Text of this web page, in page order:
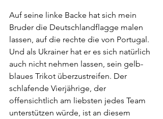
Auf seine linke Backe hat sich mein
Bruder die Deutschlandflagge malen
lassen, auf die rechte die von Portugal.
Und als Ukrainer hat er es sich natürlich
auch nicht nehmen lassen, sein gelb-
blaues Trikot überzustreifen. Der
schlafende Vierjährige, der
offensichtlich am liebsten jedes Team
unterstützen würde, ist an diesem